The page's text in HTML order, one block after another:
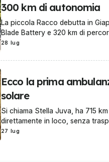
300 km di autonomia
La piccola Racco debutta in
Blade Battery e 320 km di
28 lug
Ecco la prima
solare
Si chiama Stella Juva, ha 715
direttamente in loco, senza
27 lug